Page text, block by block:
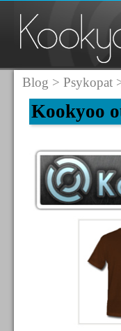
Blog > Psykopat
Kookyoo